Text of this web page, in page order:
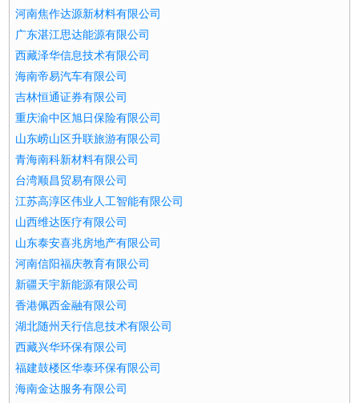
河南焦作达源新材料有限公司
广东湛江思达能源有限公司
西藏泽华信息技术有限公司
海南帝易汽车有限公司
吉林恒通证券有限公司
重庆渝中区旭日保险有限公司
山东崂山区升联旅游有限公司
青海南科新材料有限公司
台湾顺昌贸易有限公司
江苏高淳区伟业人工智能有限公司
山西维达医疗有限公司
山东泰安喜兆房地产有限公司
河南信阳福庆教育有限公司
新疆天宇新能源有限公司
香港佩西金融有限公司
湖北随州天行信息技术有限公司
西藏兴华环保有限公司
福建鼓楼区华泰环保有限公司
海南金达服务有限公司